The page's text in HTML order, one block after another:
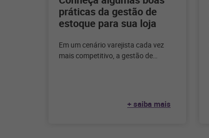
práticas da gestão de
estoque para sua loja
Em um cenário varejista cada vez
mais competitivo, a gestão de
+ saiba mais